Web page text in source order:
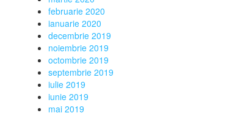
februarie 2020
ianuarie 2020
decembrie 2019
noiembrie 2019
octombrie 2019
septembrie 2019
iulie 2019
iunie 2019
mai 2019